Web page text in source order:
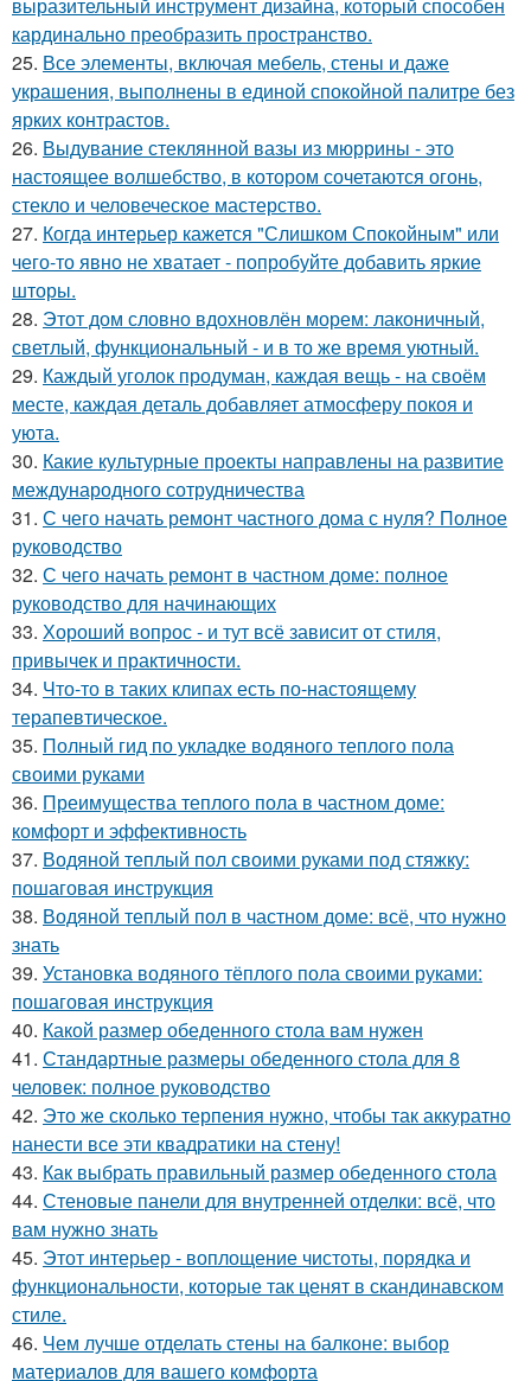
кардинально преобразить пространство.
25. Все элементы, включая мебель, стены и даже
украшения, выполнены в единой спокойной палитре без
ярких контрастов.
26. Выдувание стеклянной вазы из мюррины - это
настоящее волшебство, в котором сочетаются огонь,
стекло и человеческое мастерство.
27. Когда интерьер кажется "Слишком Спокойным" или
чего-то явно не хватает - попробуйте добавить яркие
шторы.
28. Этот дом словно вдохновлён морем: лаконичный,
светлый, функциональный - и в то же время уютный.
29. Каждый уголок продуман, каждая вещь - на своём
месте, каждая деталь добавляет атмосферу покоя и
уюта.
30. Какие культурные проекты направлены на развитие
международного сотрудничества
31. С чего начать ремонт частного дома с нуля? Полное
руководство
32. С чего начать ремонт в частном доме: полное
руководство для начинающих
33. Хороший вопрос - и тут всё зависит от стиля,
привычек и практичности.
34. Что-то в таких клипах есть по-настоящему
терапевтическое.
35. Полный гид по укладке водяного теплого пола
своими руками
36. Преимущества теплого пола в частном доме:
комфорт и эффективность
37. Водяной теплый пол своими руками под стяжку:
пошаговая инструкция
38. Водяной теплый пол в частном доме: всё, что нужно
знать
39. Установка водяного тёплого пола своими руками:
пошаговая инструкция
40. Какой размер обеденного стола вам нужен
41. Стандартные размеры обеденного стола для 8
человек: полное руководство
42. Это же сколько терпения нужно, чтобы так аккуратно
нанести все эти квадратики на стену!
43. Как выбрать правильный размер обеденного стола
44. Стеновые панели для внутренней отделки: всё, что
вам нужно знать
45. Этот интерьер - воплощение чистоты, порядка и
функциональности, которые так ценят в скандинавском
стиле.
46. Чем лучше отделать стены на балконе: выбор
материалов для вашего комфорта